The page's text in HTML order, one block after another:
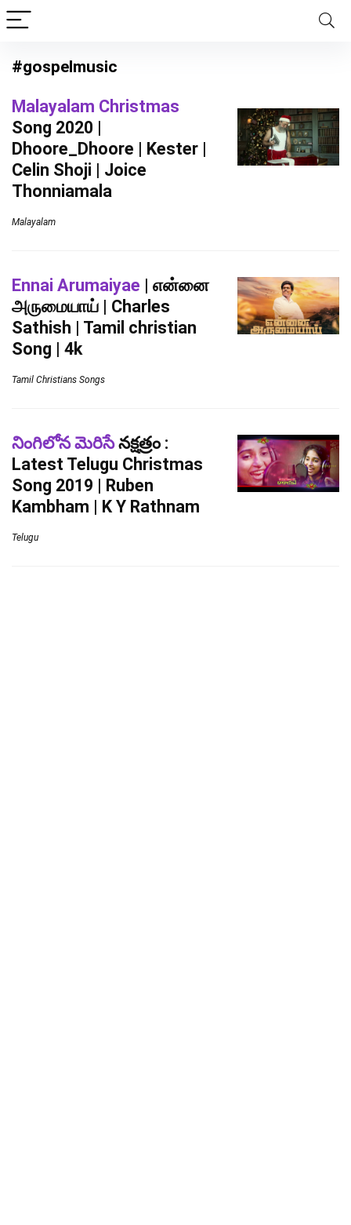
#gospelmusic
Malayalam Christmas
Song 2020 |
Dhoore_Dhoore | Kester |
Celin Shoji | Joice
Thonniamala
Malayalam
Ennai Arumaiyae | என்னை
அருமையாய் | Charles
Sathish | Tamil christian
Song | 4k
Tamil Christians Songs
నింగిలోన మెరిసేనక్షత్రం :
Latest Telugu Christmas
Song 2019 | Ruben
Kambham | K Y Rathnam
Telugu